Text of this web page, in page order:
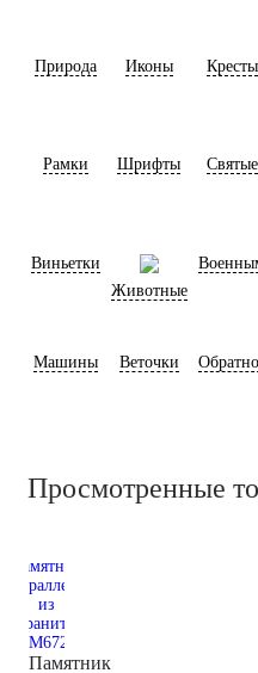
Природа Иконы Кресты
Рамки Шрифты Святые
Виньетки
Животные
Машины Веточки
Просмотренные
Памятник